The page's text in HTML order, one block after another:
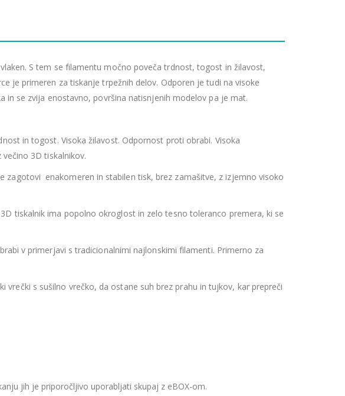
S tem se filamentu močno poveča trdnost, togost in žilavost,
je primeren za tiskanje trpežnih delov. Odporen je tudi na visoke
se zvija enostavno, površina natisnjenih modelov pa je mat.
in togost. Visoka žilavost. Odpornost proti obrabi. Visoka
3D tiskalnikov.
zagotovi enakomeren in stabilen tisk, brez zamašitve, z izjemno visoko
tiskalnik ima popolno okroglost in zelo tesno toleranco premera, ki se
v primerjavi s tradicionalnimi najlonskimi filamenti. Primerno za
vrečki s sušilno vrečko, da ostane suh brez prahu in tujkov, kar prepreči
jih je priporočljivo uporabljati skupaj z eBOX-om.